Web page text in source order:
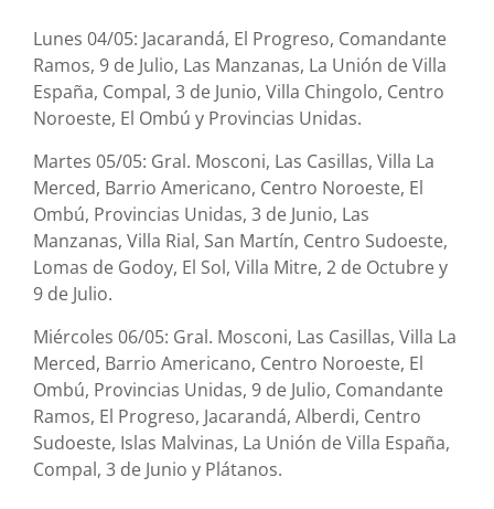
Lunes 04/05: Jacarandá, El Progreso, Comandante
Ramos, 9 de Julio, Las Manzanas, La Unión de Villa
España, Compal, 3 de Junio, Villa Chingolo, Centro
Noroeste, El Ombú y Provincias Unidas.
Martes 05/05: Gral. Mosconi, Las Casillas, Villa La
Merced, Barrio Americano, Centro Noroeste, El
Ombú, Provincias Unidas, 3 de Junio, Las
Manzanas, Villa Rial, San Martín, Centro Sudoeste,
Lomas de Godoy, El Sol, Villa Mitre, 2 de Octubre y
9 de Julio.
Miércoles 06/05: Gral. Mosconi, Las Casillas, Villa La
Merced, Barrio Americano, Centro Noroeste, El
Ombú, Provincias Unidas, 9 de Julio, Comandante
Ramos, El Progreso, Jacarandá, Alberdi, Centro
Sudoeste, Islas Malvinas, La Unión de Villa España,
Compal, 3 de Junio y Plátanos.